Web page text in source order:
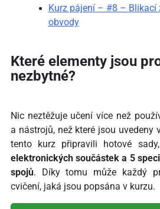
Kurz pájení – #8 – Blikací
obvody
Které elementy jsou
nezbytné?
Nic neztěžuje učení více než
a nástrojů, než které jsou uvedeny
tento kurz připravili hotové
elektronických součástek a 5
spojů. Díky tomu může každý
cvičení, jaká jsou popsána v kurzu.